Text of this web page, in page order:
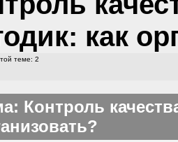
как
теме: 2
Контроль